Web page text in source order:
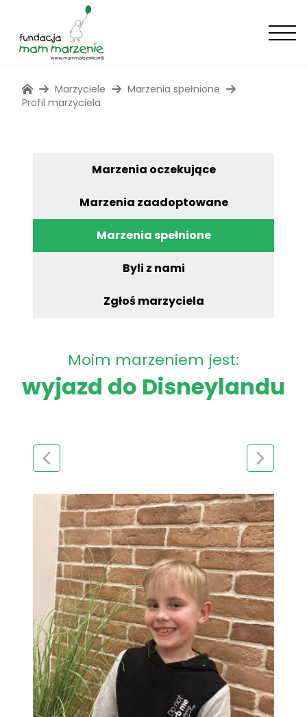
Marzyciele
Marzenia spełnione
Profil marzyciela
Marzenia oczekujące
Marzenia zaadoptowane
Marzenia spełnione
Byli z nami
Zgłoś marzyciela
Moim marzeniem jest:
wyjazd do Disneylandu